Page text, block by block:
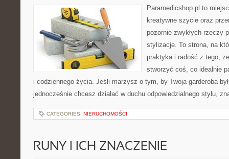
Paramedicshop.pl to
kreatywne szycie oraz
pozornie zwykłych rzeczy
stylizacje. To strona, na
praktyka i radość z tego,
stworzyć coś, co idealnie
i codziennego życia. Jeśli marzysz o tym, by Twoja garderoba
jednocześnie chcesz działać w duchu odpowiedzialnego stylu,
CATEGORIES: NIERUCHOMOŚCI
RUNY I ICH ZNACZENIE